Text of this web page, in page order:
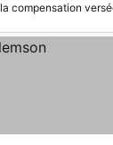
compensation